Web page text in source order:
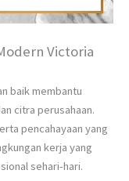
Victoria
baik membantu
citra perusahaan.
pencahayaan yang
kerja yang
sehari-hari.